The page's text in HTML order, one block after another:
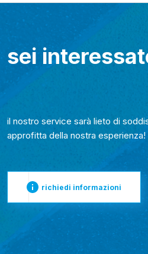
sei
il nostro service sarà lieto di
approfitta della nostra esperienza!
richiedi informazioni